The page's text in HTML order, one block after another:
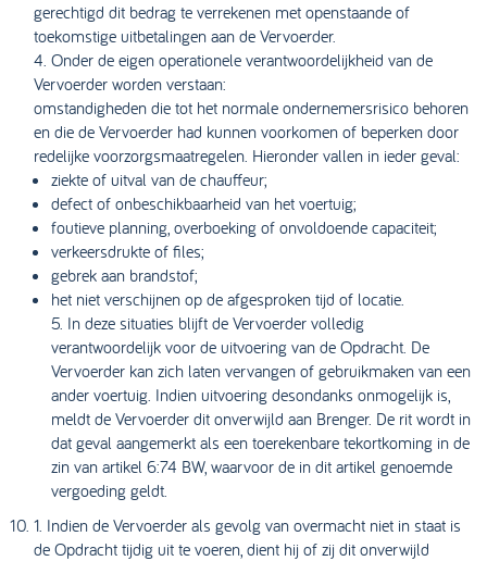
gerechtigd dit bedrag te verrekenen met openstaande of
toekomstige uitbetalingen aan de Vervoerder.
4. Onder de eigen operationele verantwoordelijkheid van de
Vervoerder worden verstaan:
omstandigheden die tot het normale ondernemersrisico behoren
en die de Vervoerder had kunnen voorkomen of beperken door
redelijke voorzorgsmaatregelen. Hieronder vallen in ieder geval:
ziekte of uitval van de chauffeur;
defect of onbeschikbaarheid van het voertuig;
foutieve planning, overboeking of onvoldoende capaciteit;
verkeersdrukte of files;
gebrek aan brandstof;
het niet verschijnen op de afgesproken tijd of locatie.
5. In deze situaties blijft de Vervoerder volledig
verantwoordelijk voor de uitvoering van de Opdracht. De
Vervoerder kan zich laten vervangen of gebruikmaken van een
ander voertuig. Indien uitvoering desondanks onmogelijk is,
meldt de Vervoerder dit onverwijld aan Brenger. De rit wordt in
dat geval aangemerkt als een toerekenbare tekortkoming in de
zin van artikel 6:74 BW, waarvoor de in dit artikel genoemde
vergoeding geldt.
1. Indien de Vervoerder als gevolg van overmacht niet in staat is
de Opdracht tijdig uit te voeren, dient hij of zij dit onverwijld